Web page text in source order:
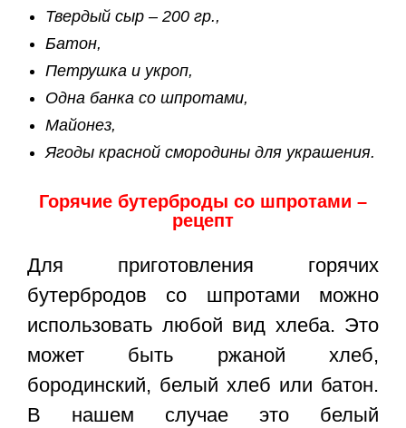
Твердый сыр – 200 гр.,
Батон,
Петрушка и укроп,
Одна банка со шпротами,
Майонез,
Ягоды красной смородины для украшения.
Горячие бутерброды со шпротами –
рецепт
Для приготовления горячих
бутербродов со шпротами можно
использовать любой вид хлеба. Это
может быть ржаной хлеб,
бородинский, белый хлеб или батон.
В нашем случае это белый